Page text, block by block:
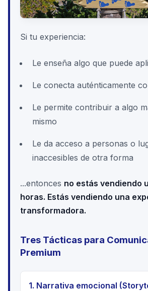
Si tu experiencia:
Le enseña algo que puede
Le conecta auténticamente
Le permite contribuir a algo
mismo
Le da acceso a personas o
inaccesibles de otra forma
...entonces no estás vendiendo
horas. Estás vendiendo una
transformadora.
Tres Tácticas para
Premium
1. Narrativa emocional